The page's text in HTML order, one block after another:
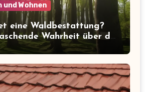
und Wohnen
eine Waldbestattung?
Wahrheit über die
letzten Ruhe